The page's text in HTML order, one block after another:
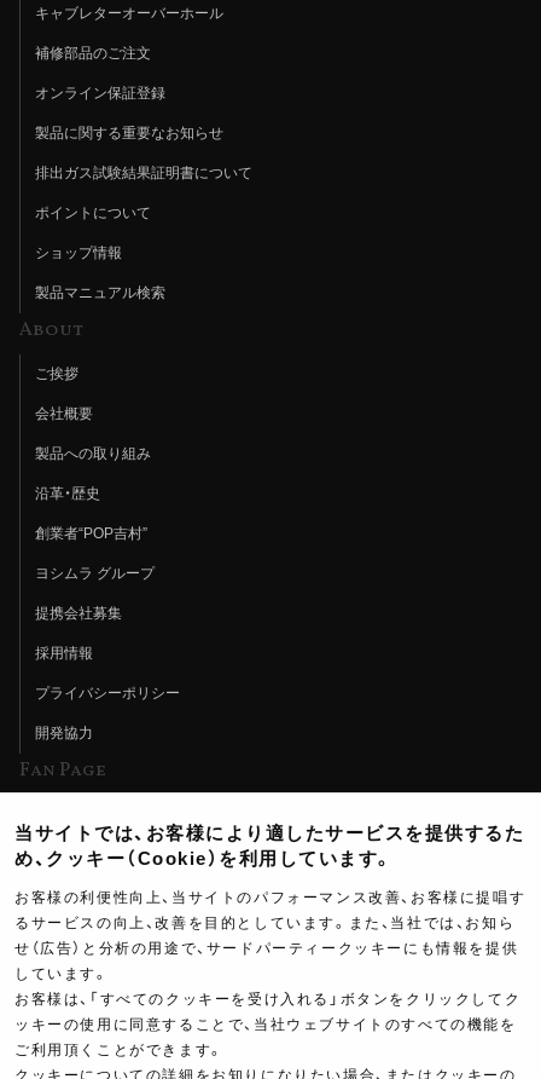
キャブレターオーバーホール
補修部品のご注文
オンライン保証登録
製品に関する重要なお知らせ
排出ガス試験結果証明書について
ポイントについて
ショップ情報
製品マニュアル検索
About
ご挨拶
会社概要
製品への取り組み
沿革・歴史
創業者“POP吉村”
ヨシムラ グループ
提携会社募集
採用情報
プライバシーポリシー
開発協力
Fan Page
ヨシムラTV
イベント情報
イベントスケジュール
ツーリングブレイクタイム
製品ポスター
当サイトでは、お客様により適したサービスを提供するた
め、クッキー（Cookie）を利用しています。
お客様の利便性向上、当サイトのパフォーマンス改善、お客様に提唱す
るサービスの向上、改善を目的としています。また、当社では、お知ら
せ（広告）と分析の用途で、サードパーティークッキーにも情報を提供
しています。
お客様は、「すべてのクッキーを受け入れる」ボタンをクリックしてク
ッキーの使用に同意することで、当社ウェブサイトのすべての機能を
ご利用頂くことができます。
クッキーについての詳細をお知りになりたい場合、またはクッキーの